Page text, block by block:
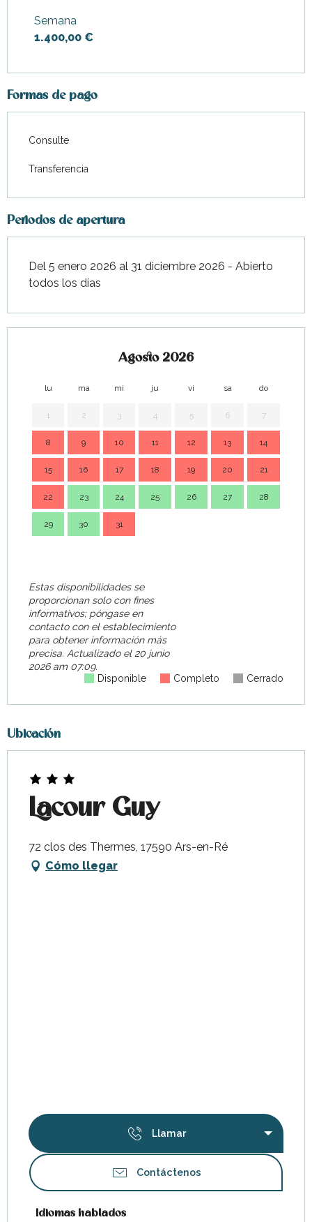
Desde28 junio 2026
Desde30 agosto
2026
Desde
2026hasta
Desde1 noviembre
2026
19 diciembre 2026
Semana
1.400,00 €
Formas de pago
Consulte
Transferencia
Periodos de apertura
Del 5 enero 2026 al 31 diciembre 2026 - Abierto
todos los días
Agosto 2026
lu ma mi ju vi sa do
1 2 3 4 5 6 7
8 9 10 11 12 13 14
15 16 17 18 19 20 21
22 23 24 25 26 27 28
29 30 31
Estas disponibilidades se
proporcionan solo con fines
informativos; póngase en
contacto con el establecimiento
para obtener información más
precisa. Actualizado el20 junio
2026 am 07:09.
Disponible
Completo Cerrado
Ubicación
Lacour Guy
72 clos des Thermes, 17590 Ars-en-Ré
Cómo llegar
Llamar
Contáctenos
Idiomas hablados
Idiomas hablados